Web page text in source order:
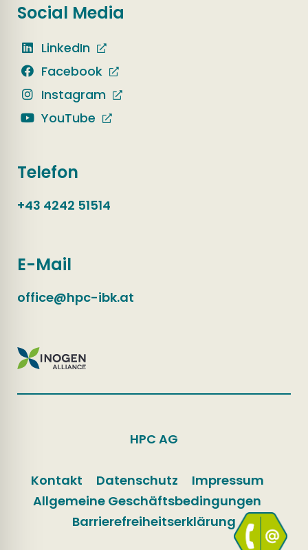
Social Media
LinkedIn
Facebook
Instagram
YouTube
Telefon
+43 4242 51514
E-Mail
office@hpc-ibk.at
HPC AG
Kontakt Datenschutz
Impressum
Allgemeine Geschäftsbedingungen
Barrierefreiheitserklärung